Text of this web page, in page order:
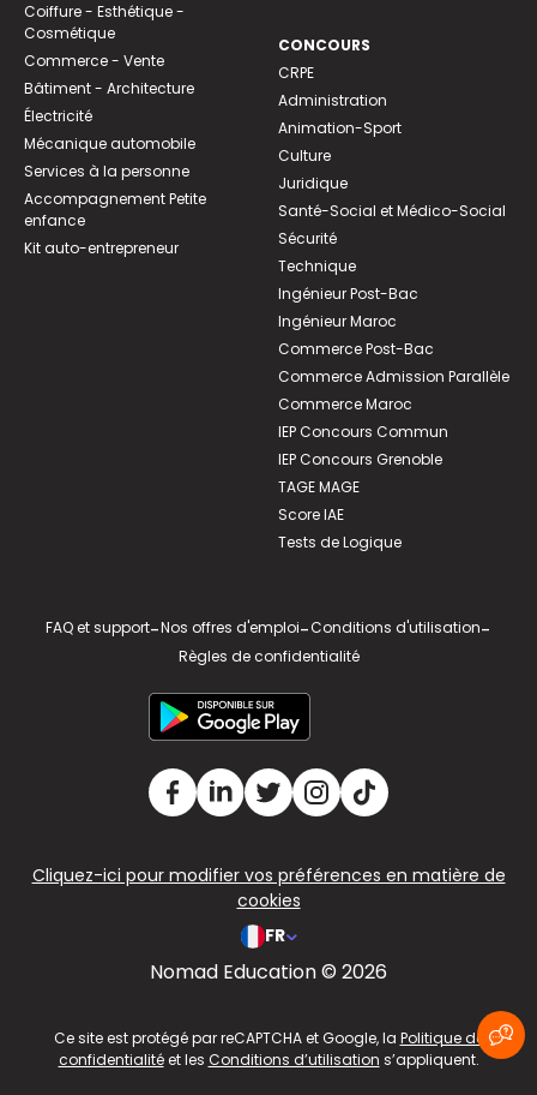
Coiffure - Esthétique -
Cosmétique
Commerce - Vente
Bâtiment - Architecture
Électricité
Mécanique automobile
Services à la personne
Accompagnement Petite
enfance
Kit auto-entrepreneur
CONCOURS
CRPE
Administration
Animation-Sport
Culture
Juridique
Santé-Social et Médico-Social
Sécurité
Technique
Ingénieur Post-Bac
Ingénieur Maroc
Commerce Post-Bac
Commerce Admission Parallèle
Commerce Maroc
IEP Concours Commun
IEP Concours Grenoble
TAGE MAGE
Score IAE
Tests de Logique
FAQ et support-Nos offres d'emploi-Conditions d'utilisation-
Règles de confidentialité
Cliquez-ici pour modifier vos préférences en matière de
cookies
FR
Nomad Education © 2026
Ce site est protégé par reCAPTCHA et Google, la Politique de
confidentialitéet les Conditions d’utilisation s’appliquent.